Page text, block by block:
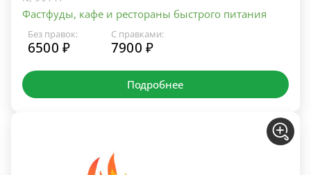
Фастфуды, кафе и рестораны быстрого питания
Без правок:
6500 ₽
С правками:
7900 ₽
Подробнее